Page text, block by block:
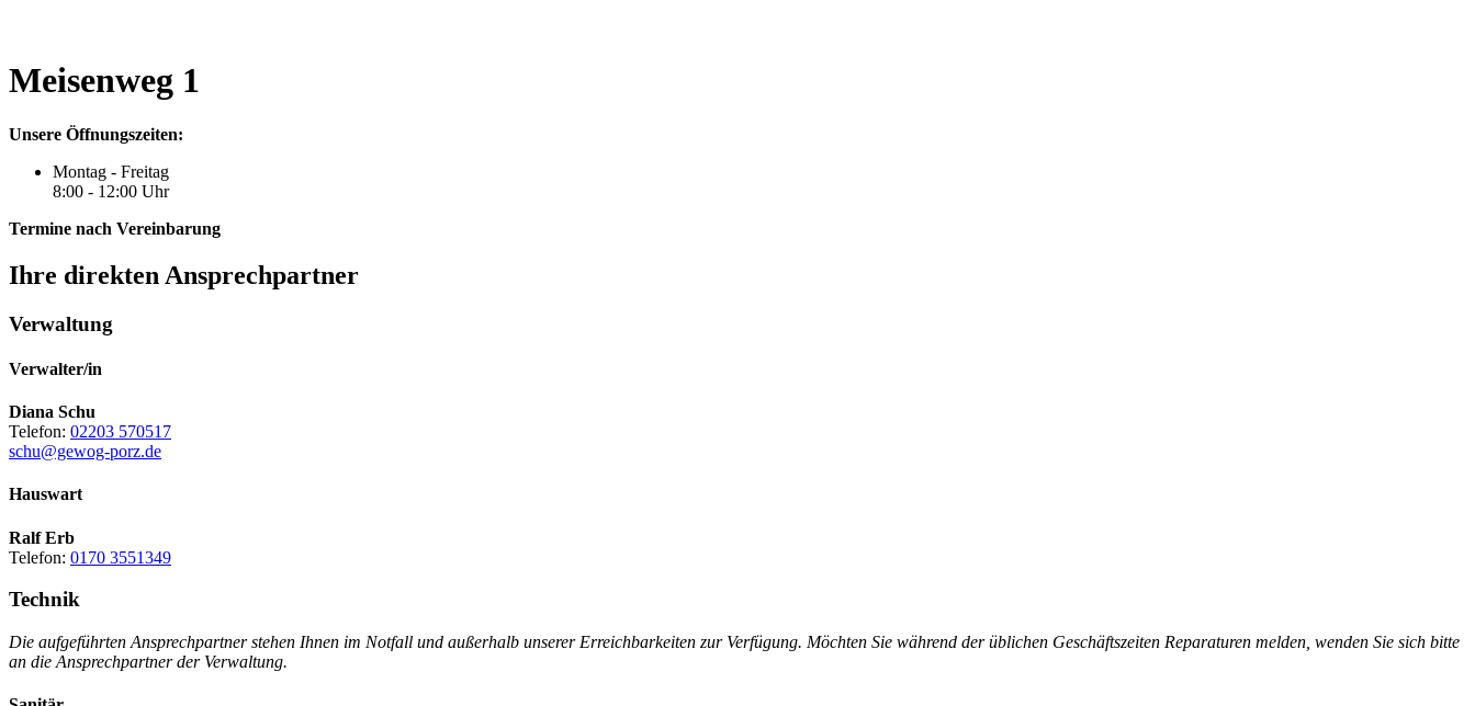
Meisenweg 1
Unsere Öffnungszeiten:
Montag - Freitag
8:00 - 12:00 Uhr
Termine nach Vereinbarung
Ihre direkten Ansprechpartner
Verwaltung
Verwalter/in
Diana Schu
Telefon: 02203 570517
schu@gewog-porz.de
Hauswart
Ralf Erb
Telefon: 0170 3551349
Technik
Die aufgeführten Ansprechpartner stehen Ihnen im Notfall und außerhalb unserer Erreichbarkeiten zur Verfügung. Möchten Sie während der üblichen Geschäftszeiten Reparaturen melden, wenden Sie sich bitte
an die Ansprechpartner der Verwaltung.